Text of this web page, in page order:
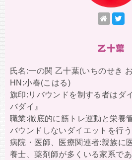
乙十葉
氏名:一の関 乙十葉(いちのせき
HN:小春(こはる)
旗印:リバウンドを制する者はダ
バダイ』
職業:徹底的に筋トレ運動と栄養
バウンドしないダイエットを行
病院・医師、医療関連者:親族に
養士、薬剤師が多くいる家系で